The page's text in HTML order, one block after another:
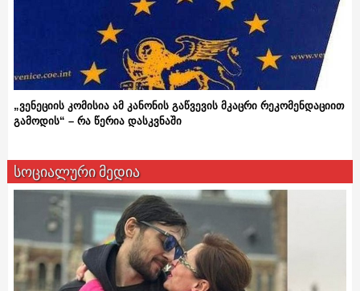
„ვენეციის კომისია ამ კანონის გაწვევის მკაცრი რეკომენდაციით
გამოდის“ – რა წერია დასკვნაში
სოციალური მედია